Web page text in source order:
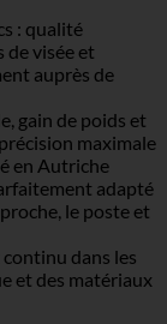
: qualité
visée et
auprès de
gain de poids et
maximale
en Autriche
adapté
le poste et
dans les
et des matériaux